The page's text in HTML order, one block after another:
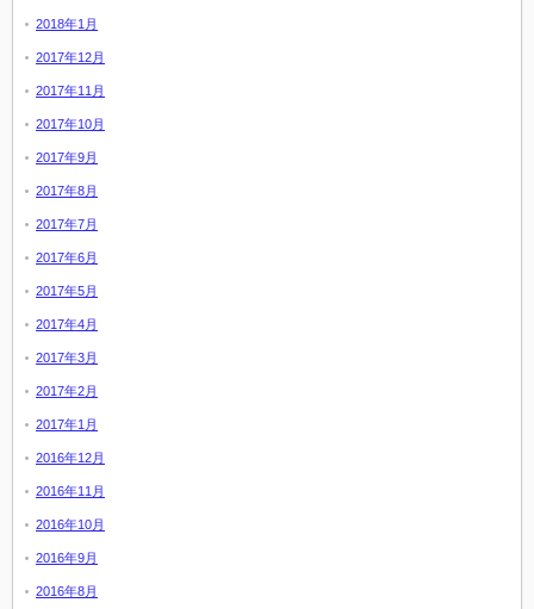
2018年1月
2017年12月
2017年11月
2017年10月
2017年9月
2017年8月
2017年7月
2017年6月
2017年5月
2017年4月
2017年3月
2017年2月
2017年1月
2016年12月
2016年11月
2016年10月
2016年9月
2016年8月